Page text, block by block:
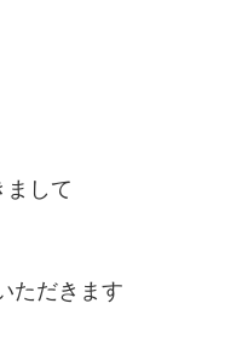
まして
ただきます